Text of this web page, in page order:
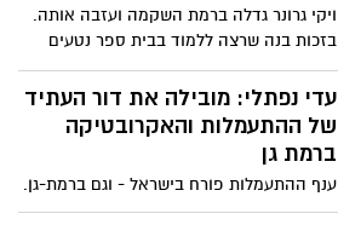
ויקי גרונר גדלה ברמת השקמה ועזבה אותה.
בזכות בנה שרצה ללמוד בבית ספר נטעים
היא חזרה לשכונה וממלאת את חייה בעשייה
ובדאגה לקהילה
עדי נפתלי: מובילה את דור העתיד
של ההתעמלות והאקרובטיקה
ברמת גן
ענף ההתעמלות פורח בישראל - וגם ברמת-גן.
הכירו את הקבוצה שמביאה לעיר גאווה